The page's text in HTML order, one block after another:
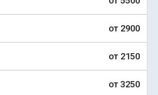
от 2900
от 2150
от 3250